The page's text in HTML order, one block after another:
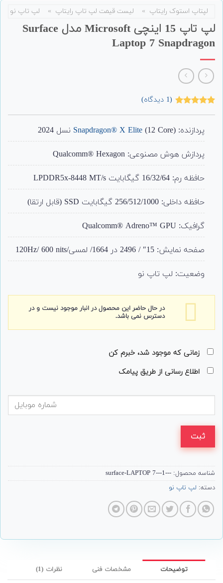
لپتاپ استوک رایتاپ » لیست قیمت لپ تاپ رایتاپ » لپ تاپ نو
لپ تاپ 15 اینچی Microsoft مدل Surface
Laptop 7 Snapdragon
مشتری
(
1 دیدگاه)
پردازنده: Snapdragon® X Elite (12 Core) نسل 2024
پردازش هوش مصنوعی: Qualcomm® Hexagon
حافظه رم: 16/32/64 گیگابایت LPDDR5x-8448 MT/s
حافظه داخلی: 256/512/1000 گیگابایت SSD (قابل ارتقا)
گرافیک: Qualcomm® Adreno™ GPU
صفحه نمایش: 15″ / 2496 در 1664/ لمسی/120Hz/ 600 nits
وضعیت: لپ تاپ نو
در حال حاضر این محصول در انبار موجود نیست و در
دسترس نمی باشد.
زمانی که موجود شد، خبرم کن
اطلاع رسانی از طریق پیامک
ثبت
شناسه محصول: ---surface-LAPTOP 7---1
دسته: لپ تاپ نو
توضیحات مشخصات فنی نظرات (1)